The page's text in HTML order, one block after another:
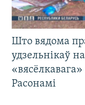
Што вядома
удзельнікаў
Расонамі